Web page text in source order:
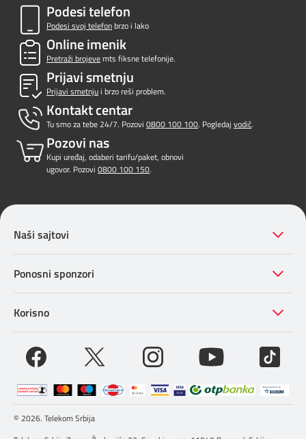
Podesi telefon
Podesi svoj telefonbrzo i lako
Online imenik
Pretraži brojevemts fiksne telefonije.
Prijavi smetnju
Prijavi smetnjui brzo reši problem.
Kontakt centar
Tu smo za tebe 24/7. Pozovi 0800 100 100. Pogledaj vodič.
Pozovi nas
Kupi uređaj, odaberi tarifu/paket, obnovi
ugovor. Pozovi 0800 100 150.
Naši sajtovi
Ponosni sponzori
Korisno
© 2026. Telekom Srbija